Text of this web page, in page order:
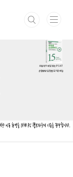
최원석의 매일 푸는 PSAT
상황판단 유형별 모의문제집